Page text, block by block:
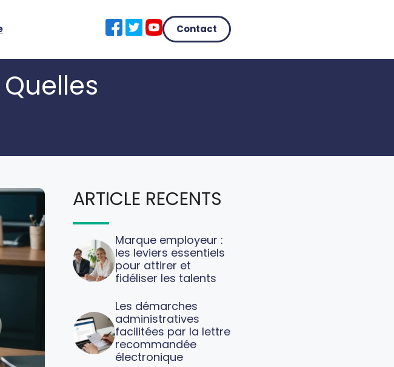
Contact
ARTICLE RECENTS
Marque employeur :
les leviers essentiels
pour attirer et
fidéliser les talents
Les démarches
administratives
facilitées par la lettre
recommandée
électronique